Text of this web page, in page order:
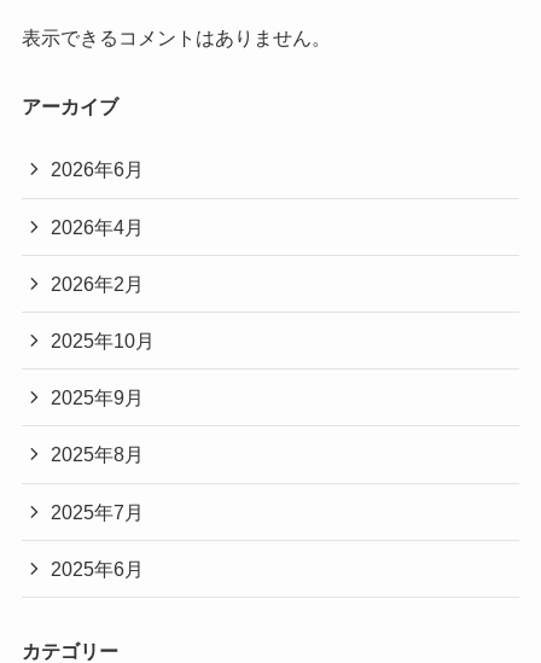
表示できるコメントはありません。
アーカイブ
2026年6月
2026年4月
2026年2月
2025年10月
2025年9月
2025年8月
2025年7月
2025年6月
カテゴリー